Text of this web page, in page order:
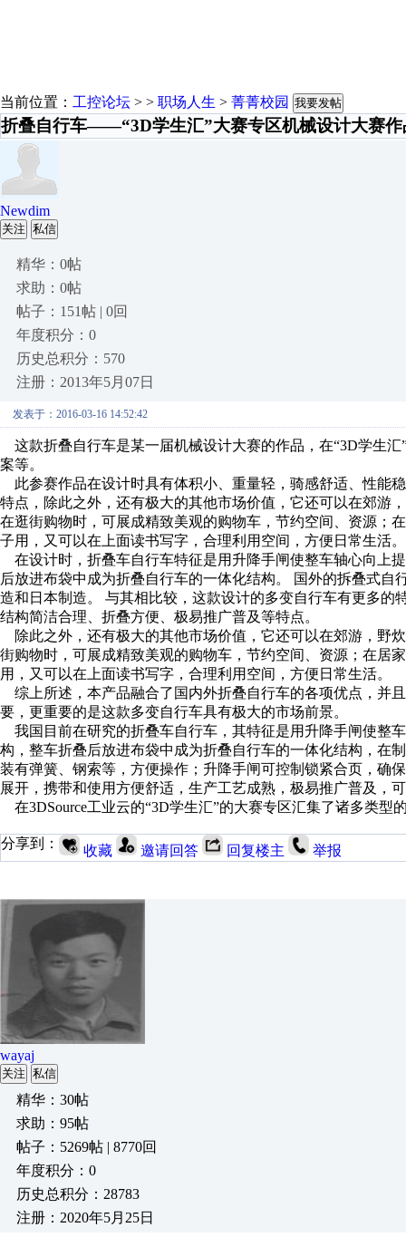
当前位置： 工控论坛 > > 职场人生 > 菁菁校园 我要发帖
折叠自行车——“3D学生汇”大赛专区机械设计大赛作
Newdim
关注 私信
精华：0帖
求助：0帖
帖子：151帖 | 0回
年度积分：0
历史总积分：570
注册：2013年5月07日
发表于：2016-03-16 14:52:42
这款折叠自行车是某一届机械设计大赛的作品，在“3D学生
案等。
此参赛作品在设计时具有体积小、重量轻，骑感舒适、性能
特点，除此之外，还有极大的其他市场价值，它还可以在郊游
在逛街购物时，可展成精致美观的购物车，节约空间、资源；
子用，又可以在上面读书写字，合理利用空间，方便日常生活。
在设计时，折叠车自行车特征是用升降手闸使整车轴心向上
后放进布袋中成为折叠自行车的一体化结构。 国外的拆叠式
造和日本制造。 与其相比较，这款设计的多变自行车有更多
结构简洁合理、折叠方便、极易推广普及等特点。
除此之外，还有极大的其他市场价值，它还可以在郊游，野
街购物时，可展成精致美观的购物车，节约空间、资源；在居
用，又可以在上面读书写字，合理利用空间，方便日常生活。
综上所述，本产品融合了国内外折叠自行车的各项优点，并
要，更重要的是这款多变自行车具有极大的市场前景。
我国目前在研究的折叠车自行车，其特征是用升降手闸使整
构，整车折叠后放进布袋中成为折叠自行车的一体化结构，在
装有弹簧、钢索等，方便操作；升降手闸可控制锁紧合页，确
展开，携带和使用方便舒适，生产工艺成熟，极易推广普及，
在3DSource工业云的“3D学生汇”的大赛专区汇集了诸多类型
分享到： 收藏 邀请回答 回复楼主 举报
wayaj
关注 私信
精华：30帖
求助：95帖
帖子：5269帖 | 8770回
年度积分：0
历史总积分：28783
注册：2020年5月25日